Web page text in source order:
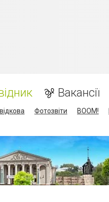
Вакансії
Фотозвіти BOOM!